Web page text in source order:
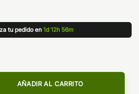
tu pedido en 1d 12h 56m
Waffle Viper Core Edition cantidad
AÑADIR AL CARRITO